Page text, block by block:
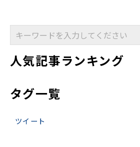
人気記事ランキング
タグ一覧
ツイート